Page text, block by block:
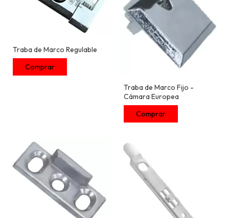
Traba de Marco Regulable
Traba de Marco Fijo -
Cámara Europea